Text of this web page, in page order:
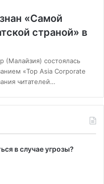
«Самой
страной» в
(Малайзия) состоялась
«Top Asia Corporate
читателей…
в случае угрозы?